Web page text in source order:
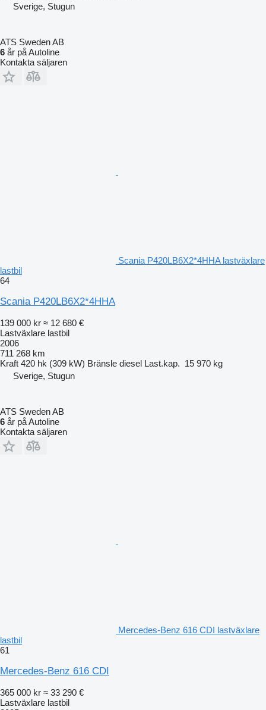
Sverige, Stugun
ATS Sweden AB
6 år på Autoline
Kontakta säljaren
Scania P420LB6X2*4HHA lastväxlare
lastbil
64
Scania P420LB6X2*4HHA
139 000 kr ≈ 12 680 €
Lastväxlare lastbil
2006
711 268 km
Kraft 420 hk (309 kW) Bränsle diesel Last.kap. 15 970 kg
Sverige, Stugun
ATS Sweden AB
6 år på Autoline
Kontakta säljaren
Mercedes-Benz 616 CDI lastväxlare
lastbil
61
Mercedes-Benz 616 CDI
365 000 kr ≈ 33 290 €
Lastväxlare lastbil